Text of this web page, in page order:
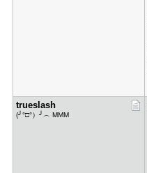
trueslash
(╯°□°）╯︵ MMM